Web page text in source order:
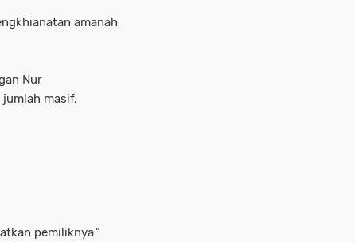
amanah
Nur
masif,
pemiliknya.”